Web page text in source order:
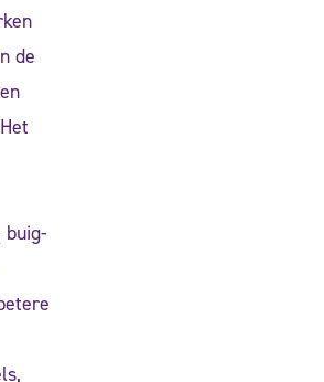
de
buig-